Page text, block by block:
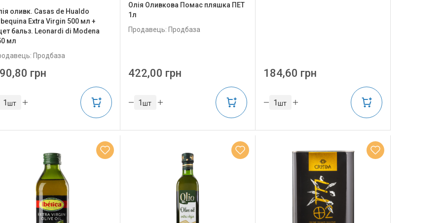
оливк. Casas de Hualdo
Extra Virgin 500 мл +
бальз. Leonardi di Modena
мл
Продбаза
грн
шт
Олія Оливкова Помас пляшка ПET
1л
Продавець: Продбаза
422,00 грн
шт
184,60 грн
шт